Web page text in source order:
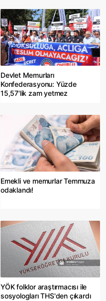
Devlet Memurları
Konfederasyonu: Yüzde
15,57'lik zam yetmez
Emekli ve memurlar Temmuza
odaklandı!
YÖK folklor araştırmacısı ile
sosyologları THS'den çıkardı